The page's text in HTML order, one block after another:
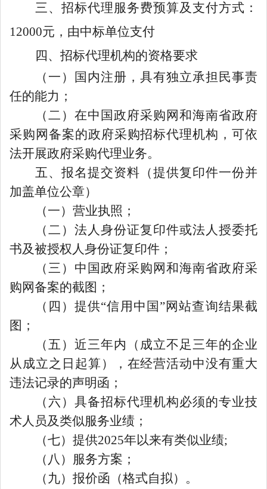
三、 招标代理服务费预算及支付方式：
12000元，由中标单位支付
四、 招标代理机构的资格要求
（一）国内注册，具有独立承担民事责
任的能力；
（二）在中国政府采购网和海南省政府
采购网备案的政府采购招标代理机构，可依
法开展政府采购代理业务。
五、 报名提交资料（提供复印件一份并
加盖单位公章）
（一）营业执照；
（二）法人身份证复印件或法人授委托
书及被授权人身份证复印件；
（三）中国政府采购网和海南省政府采
购网备案的截图；
（四）提供“信用中国”网站查询结果截
图；
（五）近三年内（成立不足三年的企业
从成立之日起算），在经营活动中没有重大
违法记录的声明函；
（六） 具备招标代理机构必须的专业技
术人员及类似服务业绩；
（七）提供2025年以来有类似业绩;
（ 八 ）服务方案 ；
（九）报价函（格式自拟）。